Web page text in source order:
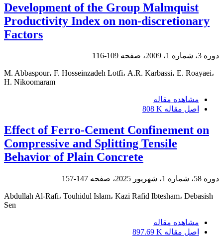
Development of the Group Malmquist
Productivity Index on non-discretionary
Factors
دوره 3، شماره 1، 2009، صفحه 109-116
M. Abbaspour، F. Hosseinzadeh Lotfi، A.R. Karbassi، E. Roayaei،
H. Nikoomaram
مشاهده مقاله
اصل مقاله 808 K
Effect of Ferro-Cement Confinement on
Compressive and Splitting Tensile
Behavior of Plain Concrete
دوره 58، شماره 1، شهریور 2025، صفحه 147-157
Abdullah Al-Rafi، Touhidul Islam، Kazi Rafid Ibtesham، Debasish
Sen
مشاهده مقاله
اصل مقاله 897.69 K